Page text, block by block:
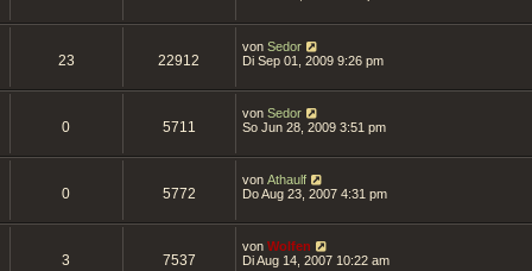
23 22912
von Sedor
Di Sep 01, 2009 9:26 pm
0 5711
von Sedor
So Jun 28, 2009 3:51 pm
0 5772
von Athaulf
Do Aug 23, 2007 4:31 pm
3 7537
von Wolfen
Di Aug 14, 2007 10:22 am